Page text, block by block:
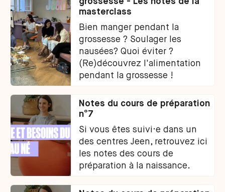
masterclass
Bien manger pendant la
grossesse ? Soulager les
nausées? Quoi éviter ?
(Re)découvrez l'alimentation
pendant la grossesse !
Notes du cours de préparation
n°7
Si vous êtes suivi·e dans un
des centres Jeen, retrouvez ici
les notes des cours de
préparation à la naissance.